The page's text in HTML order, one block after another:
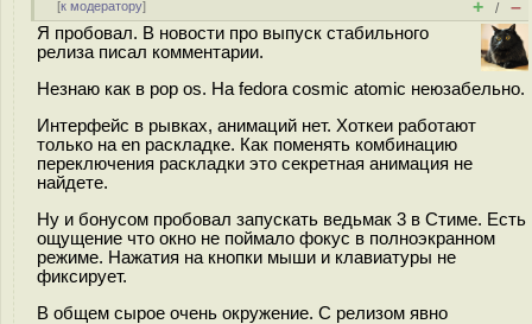
[к модератору] + / –
Я пробовал. В новости про выпуск стабильного
релиза писал комментарии.
Незнаю как в pop os. На fedora cosmic atomic неюзабельно.
Интерфейс в рывках, анимаций нет. Хоткеи работают
только на en раскладке. Как поменять комбинацию
переключения раскладки это секретная анимация не
найдете.
Ну и бонусом пробовал запускать ведьмак 3 в Стиме. Есть
ощущение что окно не поймало фокус в полноэкранном
режиме. Нажатия на кнопки мыши и клавиатуры не
фиксирует.
В общем сырое очень окружение. С релизом явно